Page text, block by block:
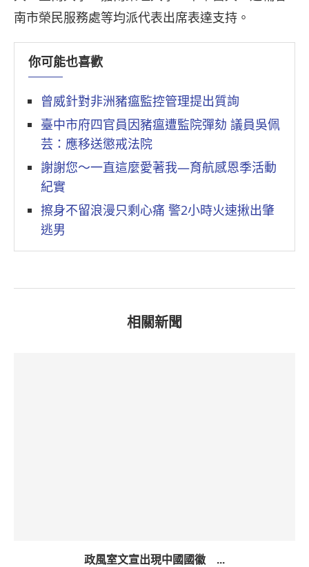
南市榮民服務處等均派代表出席表達支持。
你可能也喜歡
曾威針對非洲豬瘟監控管理提出質詢
臺中市府四官員因豬瘟遭監院彈劾 議員吳佩
芸：應移送懲戒法院
謝謝您～一直這麼愛著我—育航感恩季活動
紀實
擦身不留浪漫只剩心痛 警2小時火速揪出肇
逃男
相關新聞
政風室文宣出現中國國徽 ...